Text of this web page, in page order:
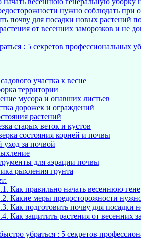
нужно соблюдать при
почву для посадки новых растений
от весенних заморозков и не
: 5 секретов профессиональных
участка к весне
территории
мусора и опавших листьев
дорожек и ограждений
растений
старых веток и кустов
состояния корней и почвы
за почвой
для аэрации почвы
рыхления грунта
Как правильно начать весеннюю
Какие меры предосторожности
Как подготовить почву для посадки
Как защитить растения от весенних
убраться : 5 секретов